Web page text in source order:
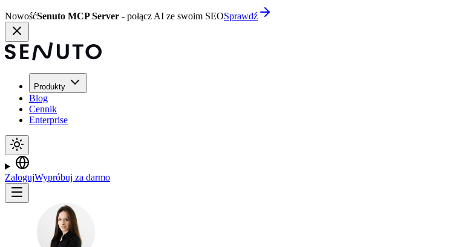
NowośćSenuto MCP Server - połącz AI ze swoim SEOSprawdź
Produkty
Blog
Cennik
Enterprise
ZalogujWypróbuj za darmo